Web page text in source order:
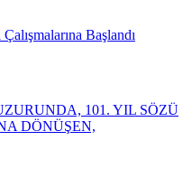
Başlandı
101. YIL SÖZÜ
DÖNÜŞEN,